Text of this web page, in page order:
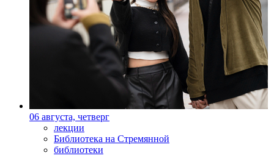
06 августа, четверг
лекции
Библиотека на Стремянной
библиотеки